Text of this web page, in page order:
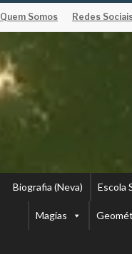
Quem Somos Redes
Biografia (Neva) Escola
Magias